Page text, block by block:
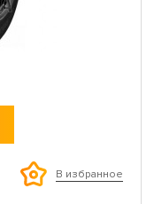
В избранное